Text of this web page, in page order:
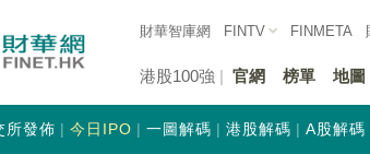
財華智庫網 FINTV FINMETA
港股100強 官網 榜單 地圖
所發佈 今日IPO 一圖解碼 港股解碼 A股解碼